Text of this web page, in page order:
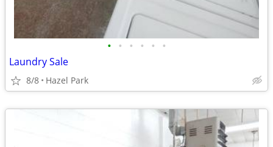
• • • • • •
Laundry Sale
8/8 Hazel Park